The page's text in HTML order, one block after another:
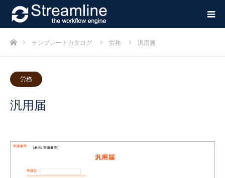
ホームテンプレートカタログ 労務 汎用届
労務
汎用届